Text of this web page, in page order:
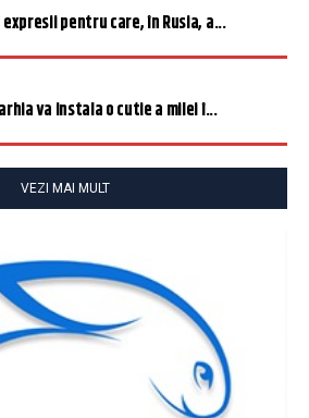
expresii pentru care, în Rusia, a...
va instala o cutie a milei î...
VEZI MAI MULT